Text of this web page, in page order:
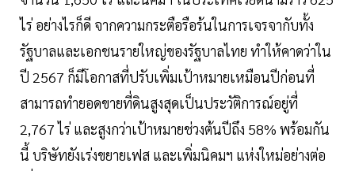
ไร่ อย่างไรก็ดี จากความกระตือรือร้นในการเจรจากับทั้ง
รัฐบาลและเอกชนรายใหญ่ของรัฐบาลไทย ทำให้คาดว่าใน
ปี 2567 ก็มีโอกาสที่ปรับเพิ่มเป้าหมายเหมือนปีก่อนที่
สามารถทำยอดขายที่ดินสูงสุดเป็นประวัติการณ์อยู่ที่
2,767 ไร่ และสูงกว่าเป้าหมายช่วงต้นปีถึง 58% พร้อมกัน
นี้ บริษัทยังเร่งขยายเฟส และเพิ่มนิคมฯ แห่งใหม่อย่างต่อ